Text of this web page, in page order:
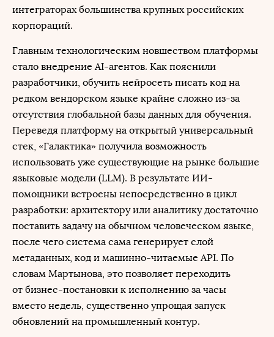
интеграторах большинства крупных российских
корпораций.
Главным технологическим новшеством платформы
стало внедрение AI-агентов. Как пояснили
разработчики, обучить нейросеть писать код на
редком вендорском языке крайне сложно из-за
отсутствия глобальной базы данных для обучения.
Переведя платформу на открытый универсальный
стек, «Галактика» получила возможность
использовать уже существующие на рынке большие
языковые модели (LLM). В результате ИИ-
помощники встроены непосредственно в цикл
разработки: архитектору или аналитику достаточно
поставить задачу на обычном человеческом языке,
после чего система сама генерирует слой
метаданных, код и машинно-читаемые API. По
словам Мартынова, это позволяет переходить
от бизнес-постановки к исполнению за часы
вместо недель, существенно упрощая запуск
обновлений на промышленный контур.